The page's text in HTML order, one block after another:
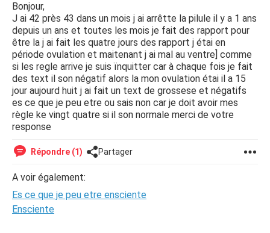
Bonjour,
J ai 42 près 43 dans un mois j ai arrêtte la pilule il y a 1 ans
depuis un ans et toutes les mois je fait des rapport pour
être la j ai fait les quatre jours des rapport j étai en
période ovulation et maitenant j ai mal au ventre] comme
si les regle arrive je suis ïnquitter car à chaque fois je fait
des text il son négatif alors la mon ovulation étai il a 15
jour aujourd huit j ai fait un text de grossese et négatifs
es ce que je peu etre ou sais non car je doit avoir mes
règle ke vingt quatre si il son normale merci de votre
response
Répondre (1) Partager
A voir également:
Es ce que je peu etre ensciente
Ensciente